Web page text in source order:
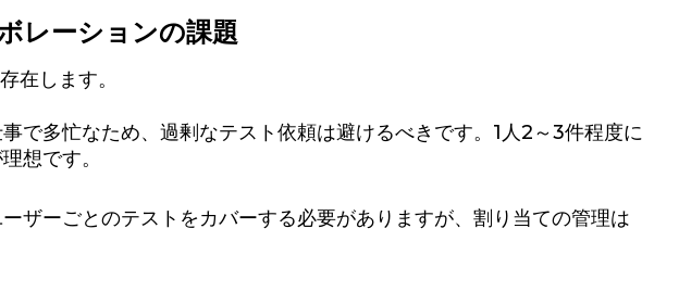
レーションの課題
在します。
で多忙なため、過剰なテスト依頼は避けるべきです。1人2～3件程度に
想です。
ザーごとのテストをカバーする必要がありますが、割り当ての管理は